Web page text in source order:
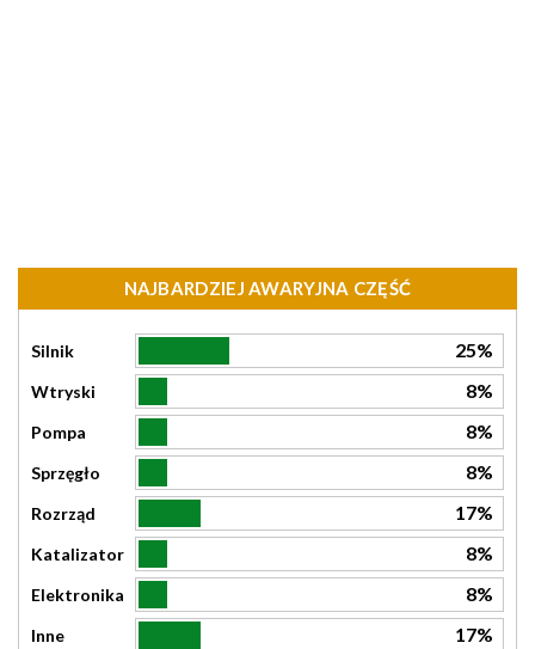
NAJBARDZIEJ AWARYJNA CZĘŚĆ
Silnik 25%
Wtryski 8%
Pompa 8%
Sprzęgło 8%
Rozrząd 17%
Katalizator 8%
Elektronika 8%
Inne 17%